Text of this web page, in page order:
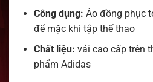
Công dụng: Áo đồng phục
để mặc khi tập thể thao
Chất liệu: vải cao cấp trên
phẩm Adidas